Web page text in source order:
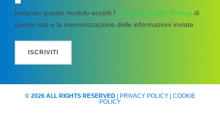
Inviando questo modulo accetti l' Informativa sulla Privacy di
questo sito e la memorizzazione delle informazioni inviate
© 2026 ALL RIGHTS RESERVED| PRIVACY POLICY| COOKIE
POLICY